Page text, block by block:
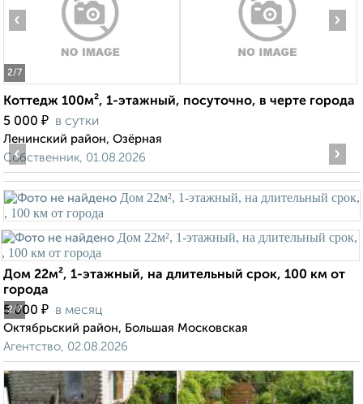
2/7
‹ ›
Коттедж 100м², 1-этажный, посуточно, в черте города
5 000 ₽ в сутки
Ленинский район, Озёрная
Собственник, 01.08.2026
2/7
‹ ›
Дом 22м², 1-этажный, на длительный срок, 100 км от
города
5 000 ₽ в месяц
Октябрьский район, Большая Московская
Агентство, 02.08.2026